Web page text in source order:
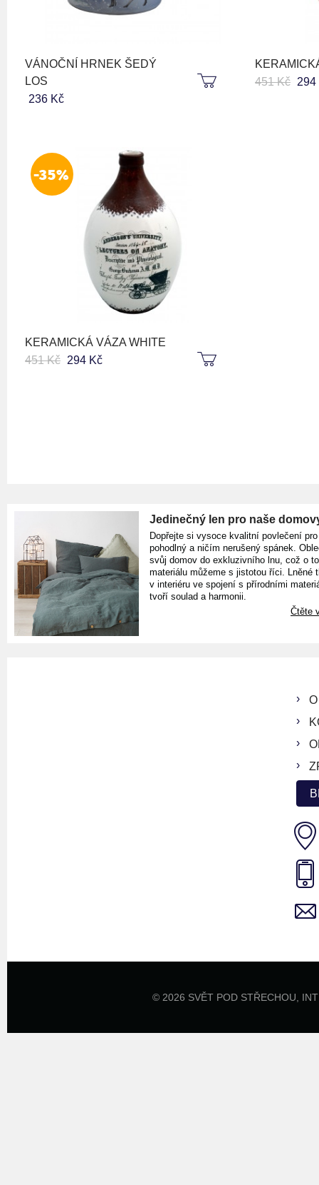
VÁNOČNÍ HRNEK ŠEDÝ
LOS
236 Kč
451 Kč 294
-35%
KERAMICKÁ VÁZA WHITE
451 Kč 294 Kč
Jedinečný len pro naše
Dopřejte si vysoce kvalitní povlečení pro
pohodlný a ničím nerušený spánek.
svůj domov do exkluzivního lnu, což o
materiálu můžeme s jistotou říci. Lněné
v interiéru ve spojení s přírodními
tvoří soulad a harmonii.
Čtěte
© 2026 SVĚT POD STŘECHOU,